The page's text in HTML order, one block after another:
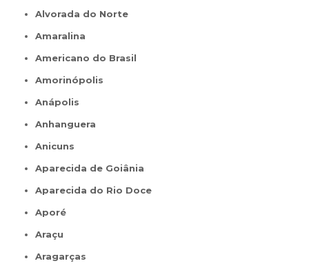
Alvorada do Norte
Amaralina
Americano do Brasil
Amorinópolis
Anápolis
Anhanguera
Anicuns
Aparecida de Goiânia
Aparecida do Rio Doce
Aporé
Araçu
Aragarças